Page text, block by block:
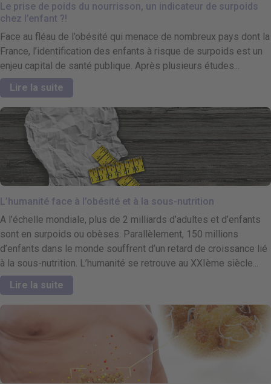
Le prise de poids du nourrisson, un indicateur de surpoids
chez l’enfant ?!
Face au fléau de l’obésité qui menace de nombreux pays dont la
France, l’identification des enfants à risque de surpoids est un
enjeu capital de santé publique. Après plusieurs études...
Lire la suite
L’humanité face à l’obésité et à la sous-nutrition
A l’échelle mondiale, plus de 2 milliards d’adultes et d’enfants
sont en surpoids ou obèses. Parallèlement, 150 millions
d’enfants dans le monde souffrent d’un retard de croissance lié
à la sous-nutrition. L’humanité se retrouve au XXIème siècle...
Lire la suite